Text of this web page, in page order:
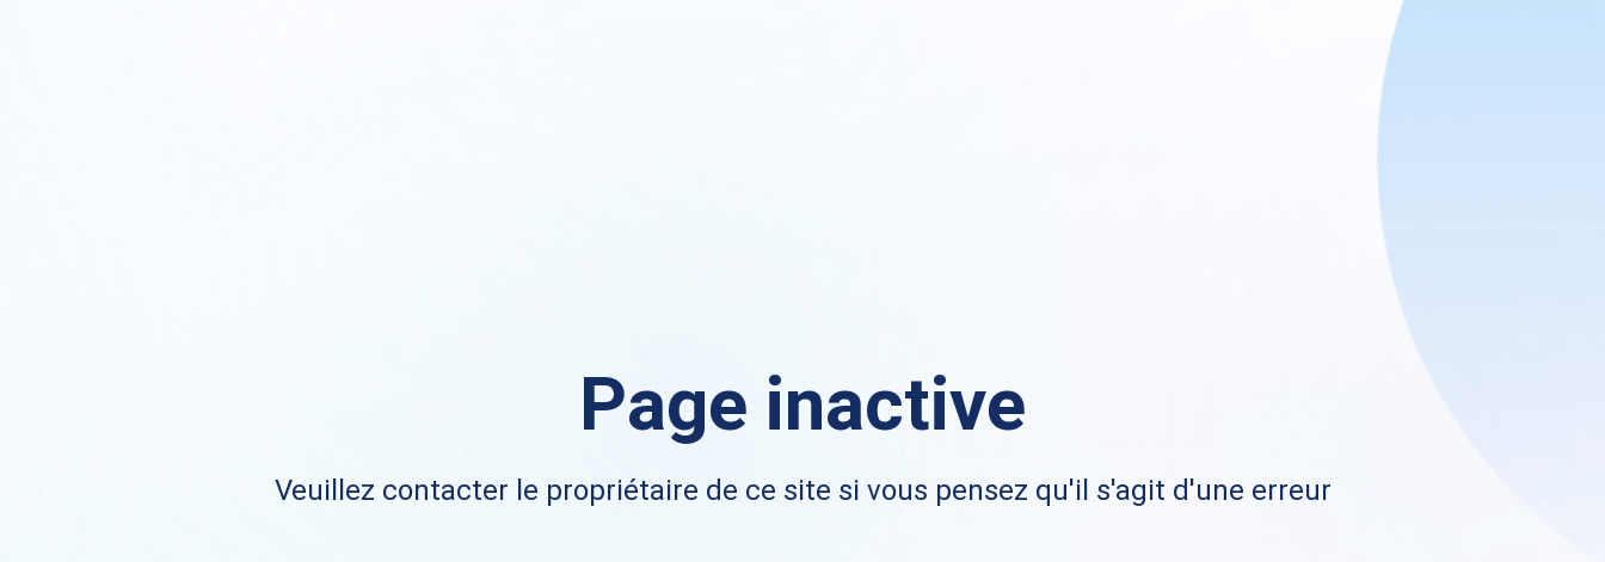
Page inactive
Veuillez contacter le propriétaire de ce site si vous pensez qu'il s'agit d'une erreur